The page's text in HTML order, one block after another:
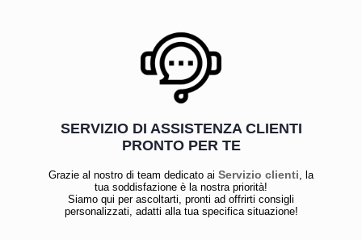
SERVIZIO DI ASSISTENZA CLIENTI
PRONTO PER TE
Grazie al nostro di team dedicato ai Servizio clienti , la
tua soddisfazione è la nostra priorità!
Siamo qui per ascoltarti, pronti ad offrirti consigli
personalizzati, adatti alla tua specifica situazione!